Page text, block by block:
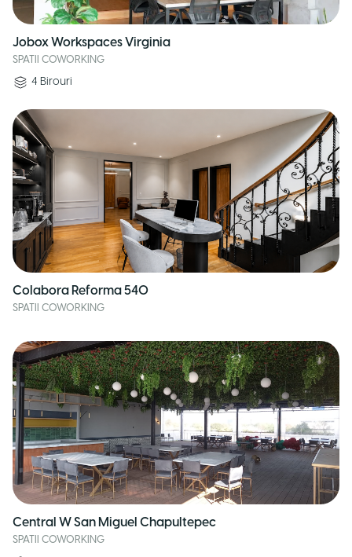
Jobox Workspaces Virginia
SPATII COWORKING
4 Birouri
Colabora Reforma 540
SPATII COWORKING
Central W San Miguel Chapultepec
SPATII COWORKING